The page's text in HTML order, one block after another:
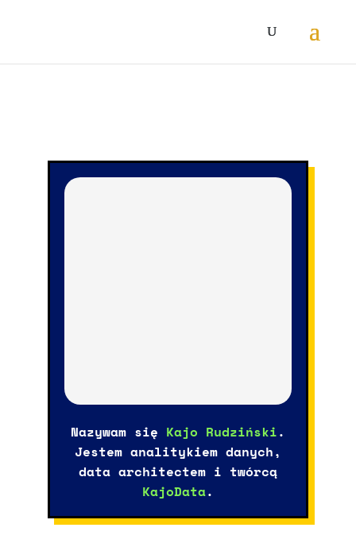
Nazywam się Kajo Rudziński.
Jestem analitykiem danych,
data architectem i twórcą
KajoData.